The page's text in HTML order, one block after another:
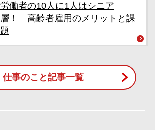
労働者の10人に1人はシニア
層！ 高齢者雇用のメリットと課
題
仕事のこと記事一覧